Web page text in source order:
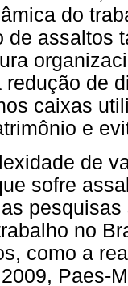
do
de assaltos
redução de
caixas
e
de
sofre
no
como a
Paes-